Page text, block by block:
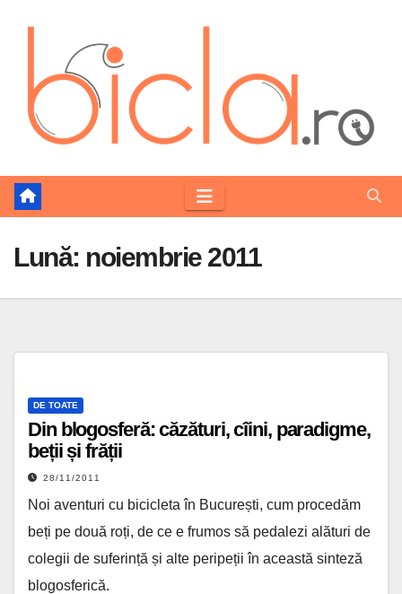
Lună: noiembrie 2011
DE TOATE
Din blogosferă: căzături, cîini, paradigme,
beții și frății
28/11/2011
Noi aventuri cu bicicleta în București, cum procedăm
beți pe două roți, de ce e frumos să pedalezi alături de
colegii de suferință și alte peripeții în această sinteză
blogosferică.